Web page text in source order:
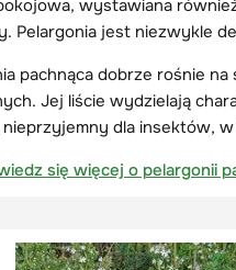
wystawiana
Pelargonia jest niezwykle
pachnąca dobrze rośnie
Jej liście wydzielają
nieprzyjemny dla insektów,
się więcej o pelargonii